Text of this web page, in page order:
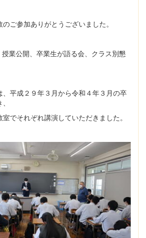
ご参加ありがとうございました。
業公開、卒業生が語る会、クラス別懇
平成２９年３月から令和４年３月の卒
でそれぞれ講演していただきました。